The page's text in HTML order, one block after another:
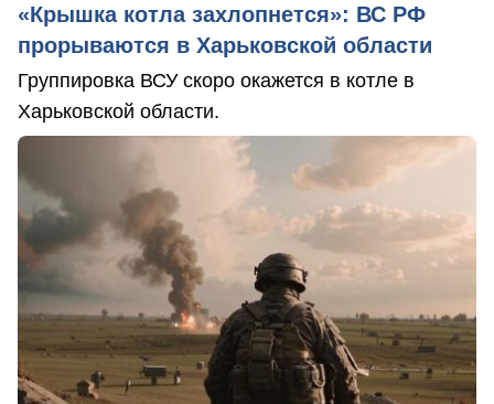
«Крышка котла захлопнется»: ВС РФ
прорываются в Харьковской области
Группировка ВСУ скоро окажется в котле в
Харьковской области.